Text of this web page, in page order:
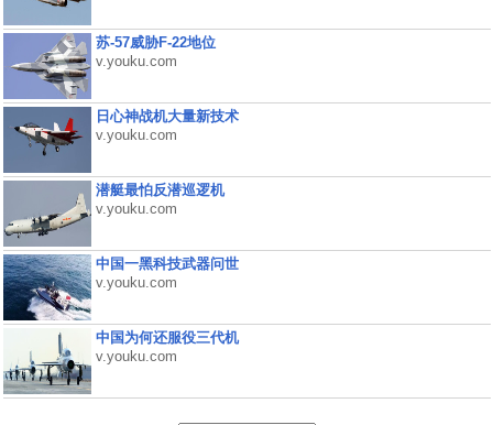
苏-57威胁F-22地位
v.youku.com
日心神战机大量新技术
v.youku.com
潜艇最怕反潜巡逻机
v.youku.com
中国一黑科技武器问世
v.youku.com
中国为何还服役三代机
v.youku.com